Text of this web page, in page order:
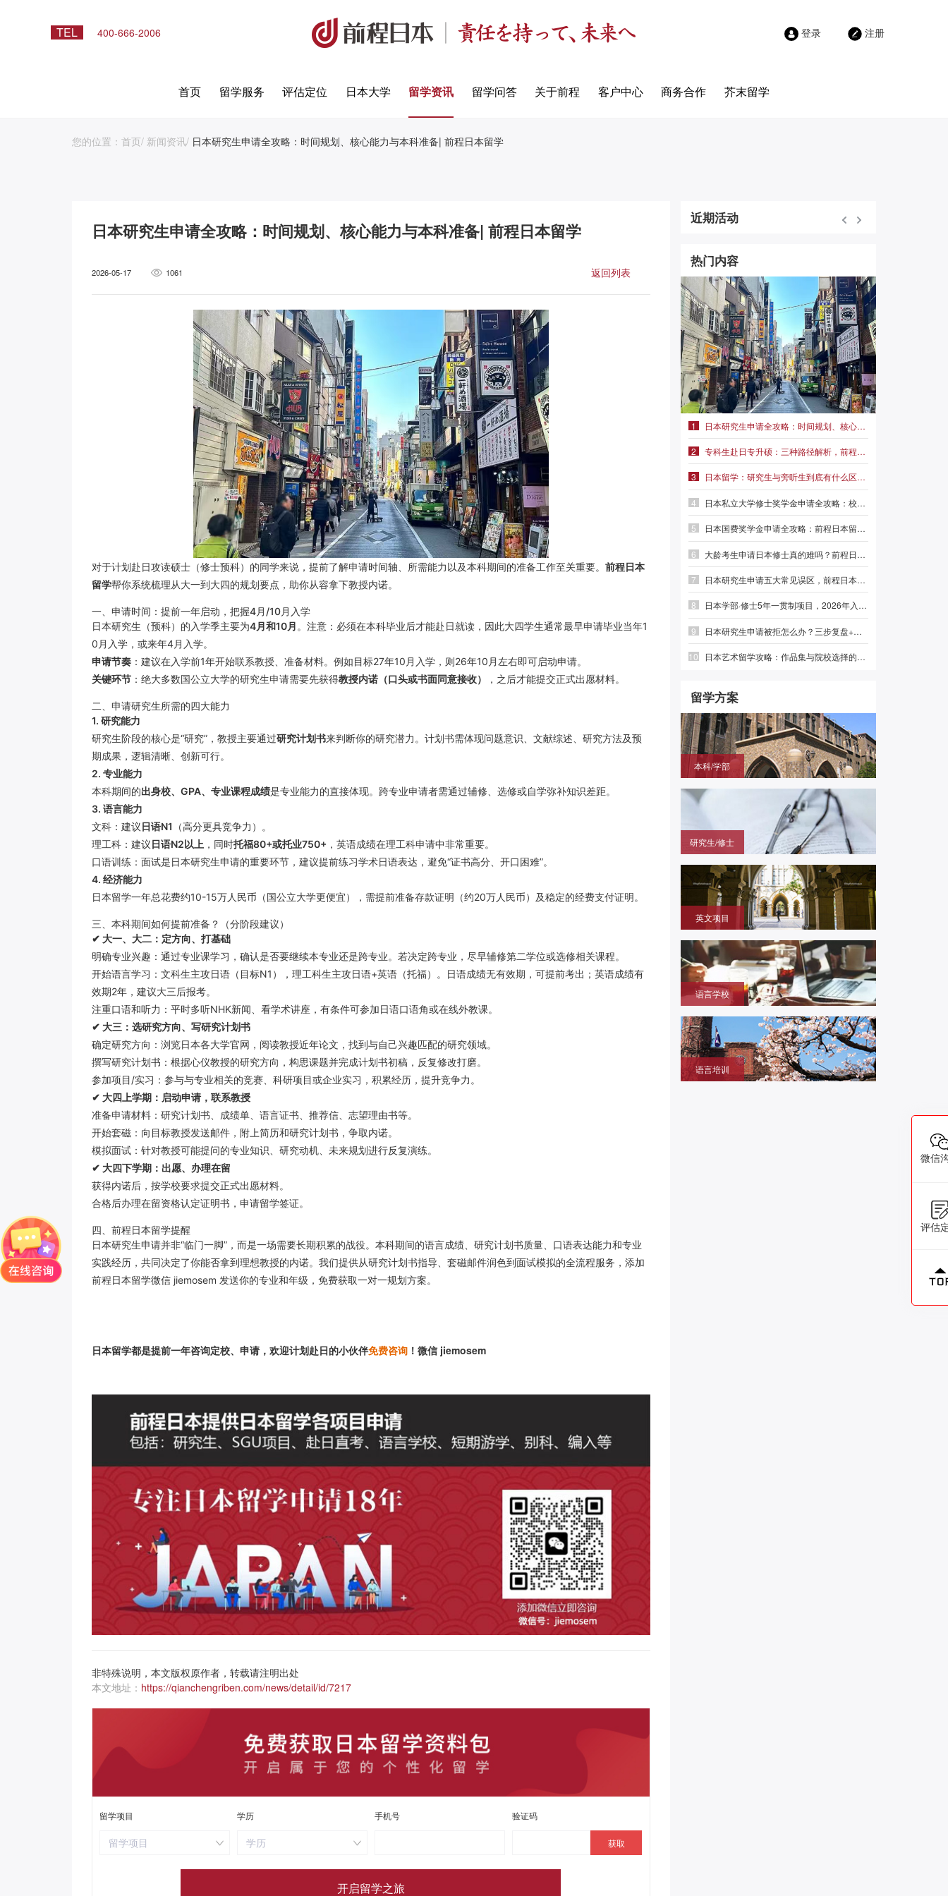
TEL 400-666-2006 登录 注册
首页 留学服务 评估定位 日本大学 留学资讯 留学问答 关于前程 客户中心 商务合作 芥末留学
您的位置： 首页/ 新闻资讯/ 日本研究生申请全攻略：时间规划、核心能力与本科准备| 前程日本留学
日本研究生申请全攻略：时间规划、核心能力与本科准备| 前程日本留学
2026-05-17 1061 返回列表
对于计划赴日攻读硕士（修士预科）的同学来说，提前了解申请时间轴、所需能力以及本科期间的准备工作至关重要。 前程日本
留学帮你系统梳理从大一到大四的规划要点，助你从容拿下教授内诺。
一、申请时间：提前一年启动，把握4月/10月入学
日本研究生（预科）的入学季主要为4月和10月 。注意：必须在本科毕业后才能赴日就读，因此大四学生通常最早申请毕业当年1
0月入学，或来年4月入学。
申请节奏 ：建议在入学前1年开始联系教授、准备材料。例如目标27年10月入学，则26年10月左右即可启动申请。
关键环节 ：绝大多数国公立大学的研究生申请需要先获得教授内诺（口头或书面同意接收） ，之后才能提交正式出愿材料。
二、申请研究生所需的四大能力
1. 研究能力
研究生阶段的核心是“研究”，教授主要通过研究计划书来判断你的研究潜力。计划书需体现问题意识、文献综述、研究方法及预
期成果，逻辑清晰、创新可行。
2. 专业能力
本科期间的出身校、GPA、专业课程成绩是专业能力的直接体现。跨专业申请者需通过辅修、选修或自学弥补知识差距。
3. 语言能力
文科：建议日语N1
（高分更具竞争力）。
理工科：建议日语N2以上 ，同时托福80+或托业750+ ，英语成绩在理工科申请中非常重要。
口语训练：面试是日本研究生申请的重要环节，建议提前练习学术日语表达，避免“证书高分、开口困难”。
4. 经济能力
日本留学一年总花费约10-15万人民币（国公立大学更便宜），需提前准备存款证明（约20万人民币）及稳定的经费支付证明。
三、本科期间如何提前准备？（分阶段建议）
✔ 大一、大二：定方向、打基础
明确专业兴趣：通过专业课学习，确认是否要继续本专业还是跨专业。若决定跨专业，尽早辅修第二学位或选修相关课程。
开始语言学习：文科生主攻日语（目标N1），理工科生主攻日语+英语（托福）。日语成绩无有效期，可提前考出；英语成绩有
效期2年，建议大三后报考。
注重口语和听力：平时多听NHK新闻、看学术讲座，有条件可参加日语口语角或在线外教课。
✔ 大三：选研究方向、写研究计划书
确定研究方向：浏览日本各大学官网，阅读教授近年论文，找到与自己兴趣匹配的研究领域。
撰写研究计划书：根据心仪教授的研究方向，构思课题并完成计划书初稿，反复修改打磨。
参加项目/实习：参与与专业相关的竞赛、科研项目或企业实习，积累经历，提升竞争力。
✔ 大四上学期：启动申请，联系教授
准备申请材料：研究计划书、成绩单、语言证书、推荐信、志望理由书等。
开始套磁：向目标教授发送邮件，附上简历和研究计划书，争取内诺。
模拟面试：针对教授可能提问的专业知识、研究动机、未来规划进行反复演练。
✔ 大四下学期：出愿、办理在留
获得内诺后，按学校要求提交正式出愿材料。
合格后办理在留资格认定证明书，申请留学签证。
四、前程日本留学提醒
日本研究生申请并非“临门一脚”，而是一场需要长期积累的战役。本科期间的语言成绩、研究计划书质量、口语表达能力和专业
实践经历，共同决定了你能否拿到理想教授的内诺。我们提供从研究计划书指导、套磁邮件润色到面试模拟的全流程服务，添加
前程日本留学微信 jiemosem 发送你的专业和年级，免费获取一对一规划方案。
日本留学都是提前一年咨询定校、申请，欢迎计划赴日的小伙伴免费咨询 ！微信 jiemosem
非特殊说明，本文版权原作者，转载请注明出处
本文地址： https://qianchengriben.com/news/detail/id/7217
留学项目
留学项目
学历
学历
手机号 验证码
近期活动
热门内容
1 日本研究生申请全攻略：时间规划、核心能力与本科准备| 前程日本留学
2 专科生赴日专升硕：三种路径解析，前程日本留学助你选对赛道
3 日本留学：研究生与旁听生到底有什么区别？前程日本留学
4 日本私立大学修士奖学金申请全攻略：校内奖、企业奖、国费奖|前程日本留学
5 日本国费奖学金申请全攻略：前程日本留学帮你理清流程
6 大龄考生申请日本修士真的难吗？前程日本留学
7 日本研究生申请五大常见误区，前程日本留学帮你避开弯路
8 日本学部·修士5年一贯制项目，2026年入学可提前1年获得硕士学位
9 日本研究生申请被拒怎么办？三步复盘+两个补救方案|前程日本留学
10 日本艺术留学攻略：作品集与院校选择的实战指南|前程日本留学
留学方案
本科/学部
申请目标大学
研究生/修士
研究科就读的offer
英文项目
本大学学部/修士/博士课程
语言学校
学考试过渡阶段
语言培训
微信
评估